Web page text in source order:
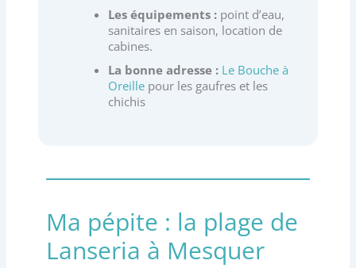
Les équipements :point d’eau,
sanitaires en saison, location de
cabines.
La bonne adresse : Le Bouche à
Oreillepour les gaufres et les
chichis
Ma pépite : la plage de
Lanseria à Mesquer